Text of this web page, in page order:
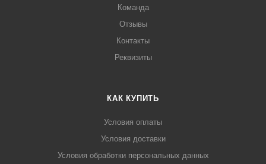
Команда
Отзывы
Контакты
Реквизиты
КАК КУПИТЬ
Условия оплаты
Условия доставки
Условия обработки персональных данных